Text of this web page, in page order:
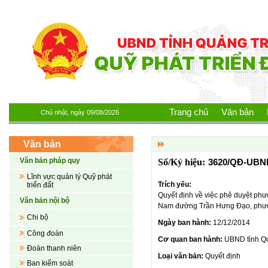
Chủ nhật, ngày 09/08/2026 Trang chủ Văn bản
Văn bản
Văn bản pháp quy
Lĩnh vực quản lý Quỹ phát
triển đất
Văn bản nội bộ
Chi bộ
Công đoàn
Đoàn thanh niên
Ban kiểm soát
3620/QĐ-
Trích yếu:
Quyết định về việc phê duyệt
Nam đường Trần Hưng Đạo,
Ngày ban hành: 12/12/2014
Cơ quan ban hành: UBND tỉnh
Loại văn bản: Quyết định